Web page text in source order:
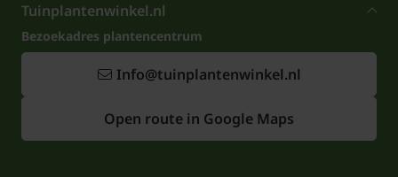
Tuinplantenwinkel.nl
Bezoekadres plantencentrum
Info@tuinplantenwinkel.nl
Open route in Google Maps